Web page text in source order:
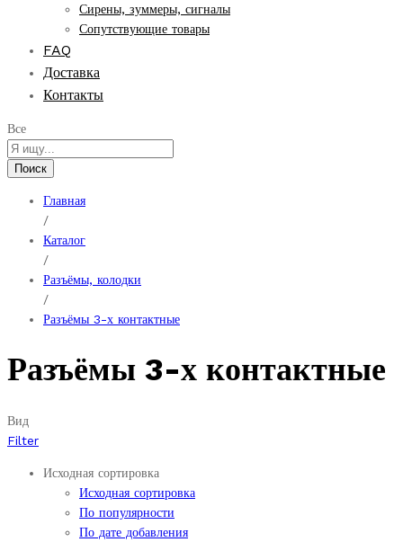
Сирены, зуммеры, сигналы
Сопутствующие товары
FAQ
Доставка
Контакты
Все
Поиск
Главная
/
Каталог
/
Разъёмы, колодки
/
Разъёмы 3-х контактные
Разъёмы 3-х контактные
Вид
Filter
Исходная сортировка
Исходная сортировка
По популярности
По дате добавления